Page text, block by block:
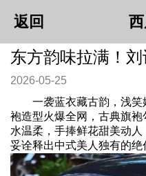
返回
东方韵味拉满！
2026-05-25
一袭蓝衣藏古韵，浅笑
袍造型火爆全网，古典旗
水温柔，手捧鲜花甜美动
妥诠释出中式美人独有的绝